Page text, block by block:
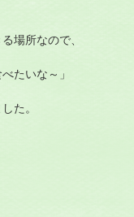
場所なので、
たいな～」
た。